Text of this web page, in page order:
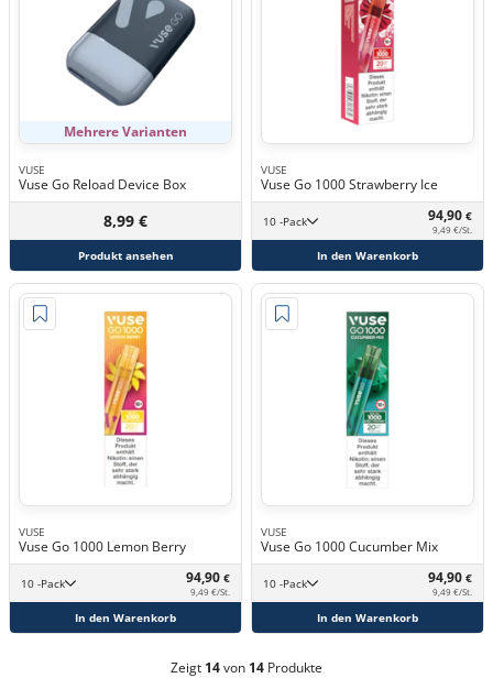
Mehrere Varianten
VUSE
Vuse Go Reload Device Box
8,99 €
Produkt ansehen
VUSE
Vuse Go 1000 Strawberry Ice
10 -Pack 94,90 €
9,49 €/St.
In den Warenkorb
VUSE
Vuse Go 1000 Lemon Berry
10 -Pack 94,90 €
9,49 €/St.
In den Warenkorb
VUSE
Vuse Go 1000 Cucumber Mix
10 -Pack 94,90 €
9,49 €/St.
In den Warenkorb
Zeigt 14von 14 Produkte